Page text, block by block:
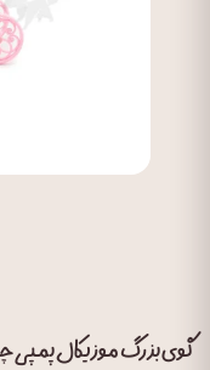
گوی بزرگ موزیکال پمپی